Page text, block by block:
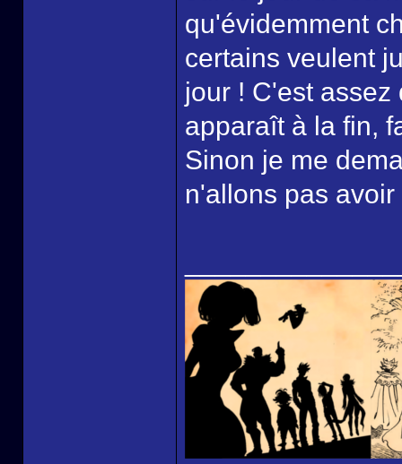
qu'évidemment
certains veulent
jour ! C'est
apparaît à la fin,
Sinon je me
n'allons pas